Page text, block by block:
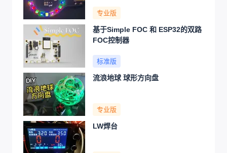
专业版
基于Simple FOC 和 ESP32的双路
FOC控制器
标准版
流浪地球 球形方向盘
专业版
LW焊台